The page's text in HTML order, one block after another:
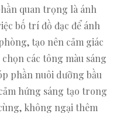
quan trọng là ánh
bố trí đồ đạc để ánh
tạo nên cảm giác
các tông màu sáng
phần nuôi dưỡng bầu
hứng sáng tạo trong
không ngại thêm